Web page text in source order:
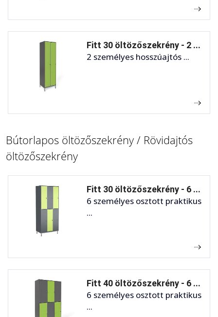
Fitt 30 öltözőszekrény - 2 ...
2 személyes hosszúajtós ...
Bútorlapos öltözőszekrény / Rövidajtós
öltözőszekrény
Fitt 30 öltözőszekrény - 6 ...
6 személyes osztott praktikus
...
Fitt 40 öltözőszekrény - 6 ...
6 személyes osztott praktikus
...